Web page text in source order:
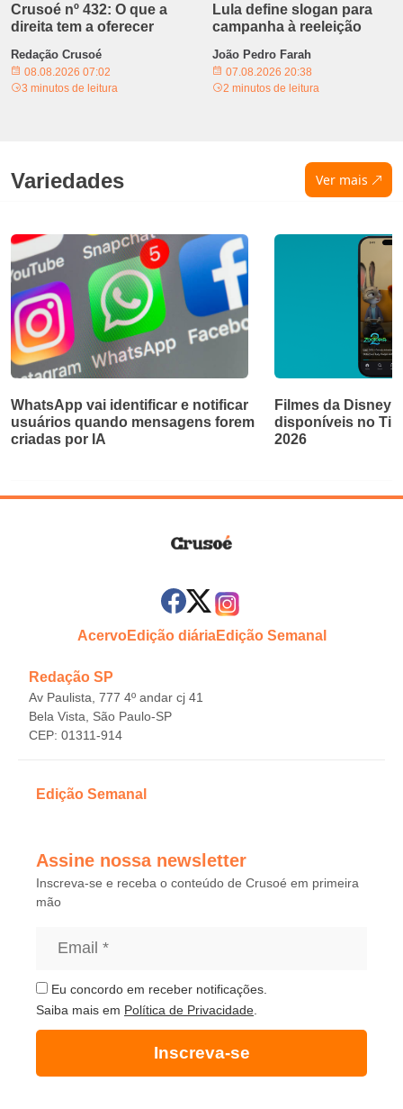
Crusoé nº 432: O que a
direita tem a oferecer
Redação Crusoé
08.08.2026 07:02
3 minutos de leitura
Lula define slogan para
campanha à reeleição
João Pedro Farah
07.08.2026 20:38
2 minutos de leitura
Variedades Ver mais
WhatsApp vai identificar e notificar
usuários quando mensagens forem
criadas por IA
Filmes da Disney
disponíveis no
2026
AcervoEdição diáriaEdição Semanal
Redação SP
Av Paulista, 777 4º andar cj 41
Bela Vista, São Paulo-SP
CEP: 01311-914
Edição Semanal
Assine nossa newsletter
Inscreva-se e receba o conteúdo de Crusoé em primeira
mão
Eu concordo em receber notificações.
Saiba mais em Política de Privacidade
Inscreva-se